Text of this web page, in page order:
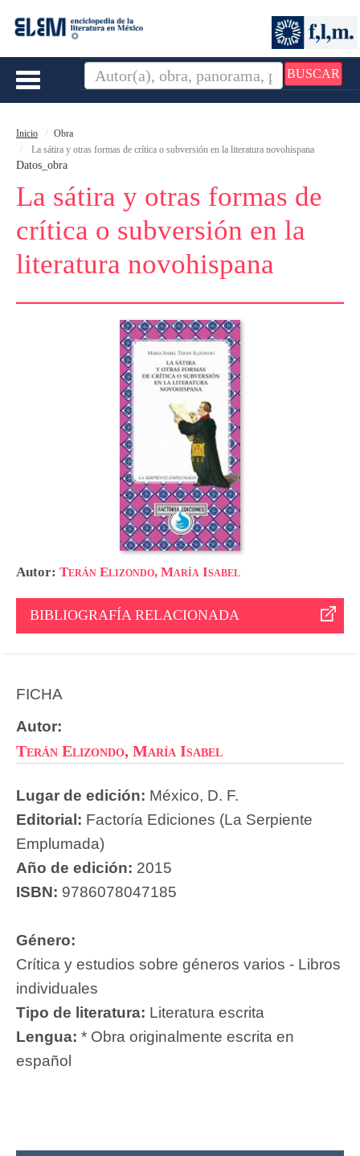
BUSCAR
Toggle
Inicio
Obra
La sátira y otras formas de crítica o subversión en la literatura novohispana
Datos_obra
La sátira y otras formas de
crítica o subversión en la
literatura novohispana
Autor: Terán Elizondo, María Isabel
BIBLIOGRAFÍA RELACIONADA
FICHA
Autor:
Terán Elizondo, María Isabel
Lugar de edición: México, D. F.
Editorial: Factoría Ediciones (La Serpiente
Emplumada)
Año de edición: 2015
ISBN: 9786078047185
Género:
Crítica y estudios sobre géneros varios - Libros
individuales
Tipo de literatura: Literatura escrita
Lengua: * Obra originalmente escrita en
español